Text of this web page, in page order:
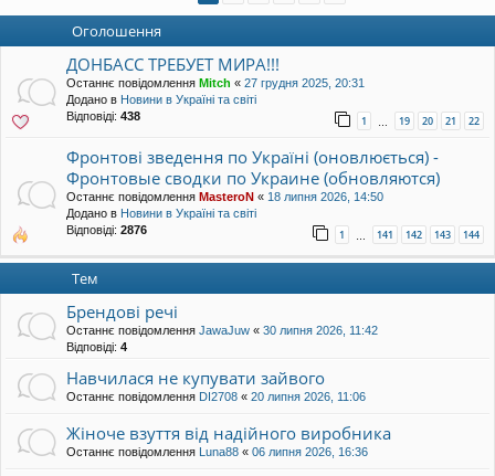
уп
Оголошення
ДОНБАСС ТРЕБУЕТ МИРА!!!
Останнє повідомлення Mitch « 27 грудня 2025, 20:31
Додано в Новини в Україні та світі
Відповіді: 438 1 … 19 20 21 22
Фронтові зведення по Україні (оновлюється) -
Фронтовые сводки по Украине (обновляются)
Останнє повідомлення MasteroN « 18 липня 2026, 14:50
Додано в Новини в Україні та світі
Відповіді: 2876 1 … 141 142 143 144
Тем
Брендові речі
Останнє повідомлення JawaJuw « 30 липня 2026, 11:42
Відповіді: 4
Навчилася не купувати зайвого
Останнє повідомлення DI2708 « 20 липня 2026, 11:06
Жіноче взуття від надійного виробника
Останнє повідомлення Luna88 « 06 липня 2026, 16:36